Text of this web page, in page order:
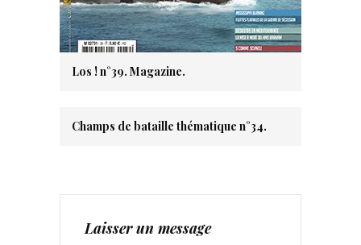
Los ! n°39. Magazine.
Champs de bataille thématique n°34.
Laisser un message